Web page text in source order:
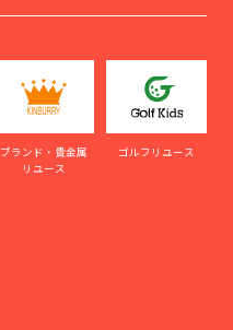
ブランド・貴金属
リユース
ゴルフリユース